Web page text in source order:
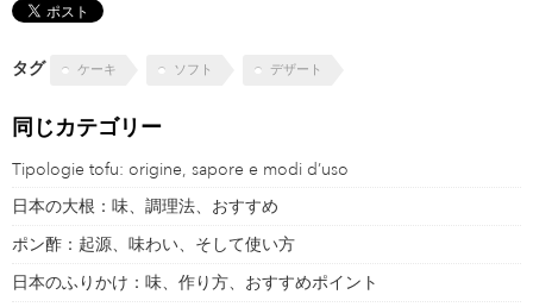
タグ ケーキ ソフト デザート
同じカテゴリー
Tipologie tofu: origine, sapore e modi d’uso
日本の大根：味、調理法、おすすめ
ポン酢：起源、味わい、そして使い方
日本のふりかけ：味、作り方、おすすめポイント